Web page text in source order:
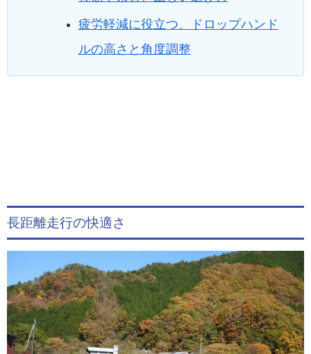
疲労軽減に役立つ、ドロップハンド
ルの高さと角度調整
長距離走行の快適さ